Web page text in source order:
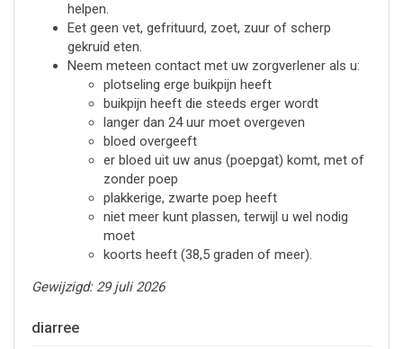
helpen.
Eet geen vet, gefrituurd, zoet, zuur of scherp
gekruid eten.
Neem meteen contact met uw zorgverlener als u:
plotseling erge buikpijn heeft
buikpijn heeft die steeds erger wordt
langer dan 24 uur moet overgeven
bloed overgeeft
er bloed uit uw anus (poepgat) komt, met of
zonder poep
plakkerige, zwarte poep heeft
niet meer kunt plassen, terwijl u wel nodig
moet
koorts heeft (38,5 graden of meer).
Gewijzigd: 29 juli 2026
diarree